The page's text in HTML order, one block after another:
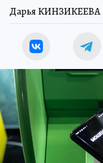
Дарья КИНЗИКЕЕВА